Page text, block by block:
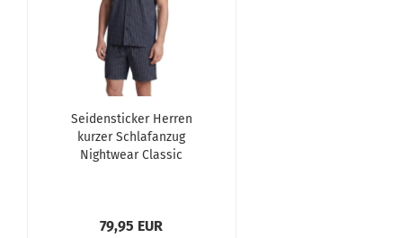
Seidensticker Herren
kurzer Schlafanzug
Nightwear Classic
79,95 EUR